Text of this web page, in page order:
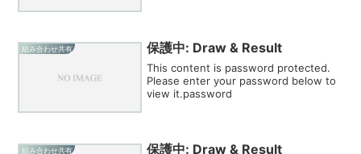
組み合わせ共有 保護中: Draw & Result
This content is password protected.
Please enter your password below to
view it.password
組み合わせ共有 保護中: Draw & Result